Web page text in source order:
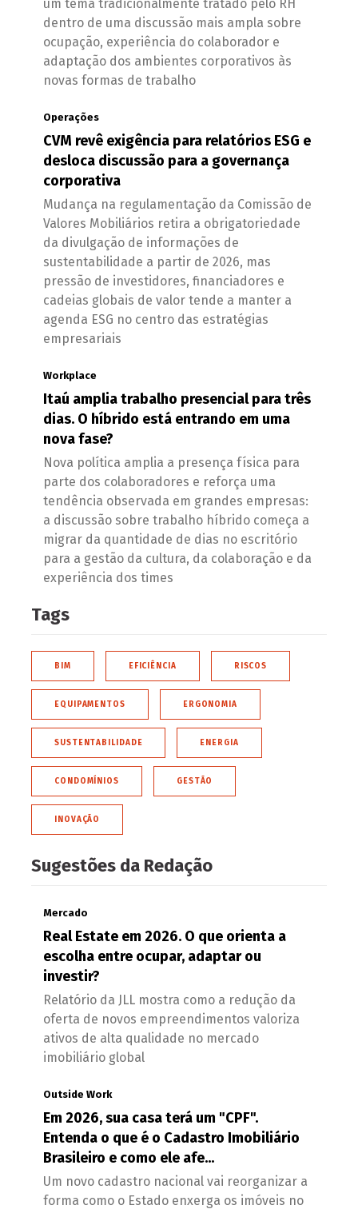
um tema tradicionalmente tratado pelo RH
dentro de uma discussão mais ampla sobre
ocupação, experiência do colaborador e
adaptação dos ambientes corporativos às
novas formas de trabalho
Operações
CVM revê exigência para relatórios ESG e
desloca discussão para a governança
corporativa
Mudança na regulamentação da Comissão de
Valores Mobiliários retira a obrigatoriedade
da divulgação de informações de
sustentabilidade a partir de 2026, mas
pressão de investidores, financiadores e
cadeias globais de valor tende a manter a
agenda ESG no centro das estratégias
empresariais
Workplace
Itaú amplia trabalho presencial para três
dias. O híbrido está entrando em uma
nova fase?
Nova política amplia a presença física para
parte dos colaboradores e reforça uma
tendência observada em grandes empresas:
a discussão sobre trabalho híbrido começa a
migrar da quantidade de dias no escritório
para a gestão da cultura, da colaboração e da
experiência dos times
Tags
BIM EFICIÊNCIA RISCOS
EQUIPAMENTOS ERGONOMIA
SUSTENTABILIDADE ENERGIA
CONDOMÍNIOS GESTÃO
INOVAÇÃO
Sugestões da Redação
Mercado
Real Estate em 2026. O que orienta a
escolha entre ocupar, adaptar ou
investir?
Relatório da JLL mostra como a redução da
oferta de novos empreendimentos valoriza
ativos de alta qualidade no mercado
imobiliário global
Outside Work
Em 2026, sua casa terá um "CPF".
Entenda o que é o Cadastro Imobiliário
Brasileiro e como ele afe...
Um novo cadastro nacional vai reorganizar a
forma como o Estado enxerga os imóveis no